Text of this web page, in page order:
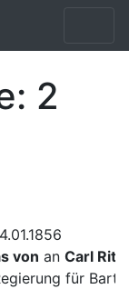
2
von an Carl
für Barth,